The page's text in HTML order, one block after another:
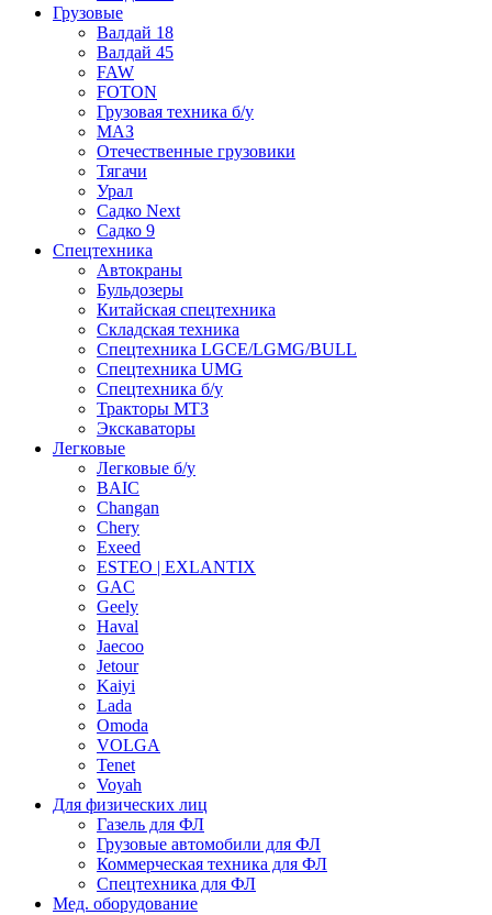
Грузовые
Валдай 18
Валдай 45
FAW
FOTON
Грузовая техника б/у
МАЗ
Отечественные грузовики
Тягачи
Урал
Садко Next
Садко 9
Спецтехника
Автокраны
Бульдозеры
Китайская спецтехника
Складская техника
Спецтехника LGCE/LGMG/BULL
Спецтехника UMG
Спецтехника б/у
Тракторы МТЗ
Экскаваторы
Легковые
Легковые б/у
BAIC
Changan
Chery
Exeed
ESTEO | EXLANTIX
GAC
Geely
Haval
Jaecoo
Jetour
Kaiyi
Lada
Omoda
VOLGA
Tenet
Voyah
Для физических лиц
Газель для ФЛ
Грузовые автомобили для ФЛ
Коммерческая техника для ФЛ
Спецтехника для ФЛ
Мед. оборудование